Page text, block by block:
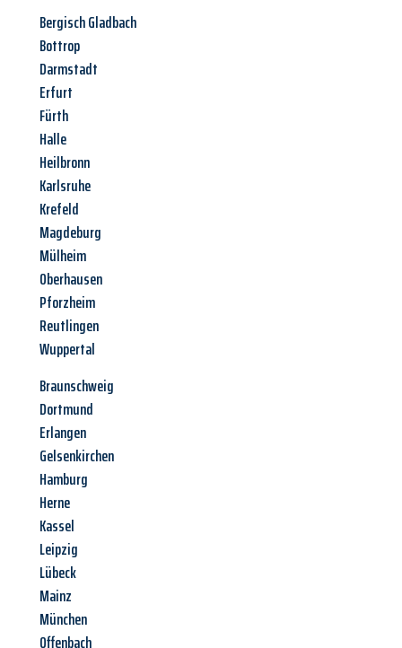
Bergisch Gladbach
Bottrop
Darmstadt
Erfurt
Fürth
Halle
Heilbronn
Karlsruhe
Krefeld
Magdeburg
Mülheim
Oberhausen
Pforzheim
Reutlingen
Wuppertal
Braunschweig
Dortmund
Erlangen
Gelsenkirchen
Hamburg
Herne
Kassel
Leipzig
Lübeck
Mainz
München
Offenbach